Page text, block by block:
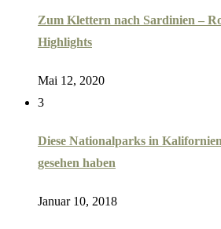
Zum Klettern nach Sardinien –
Highlights
Mai 12, 2020
3
Diese Nationalparks in
gesehen haben
Januar 10, 2018